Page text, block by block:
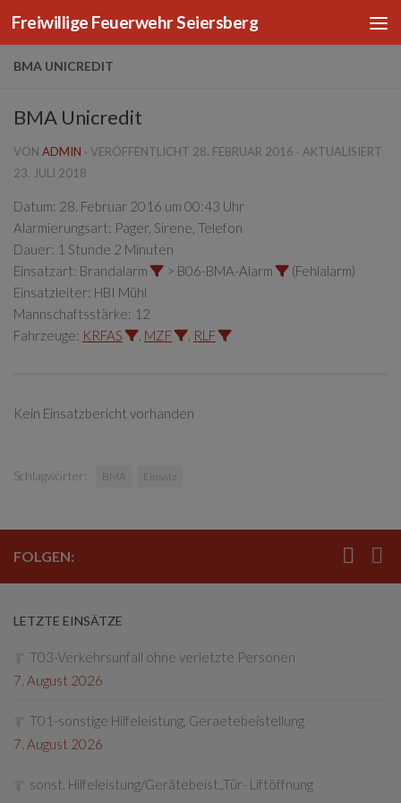
Zum Inhalt springen
Freiwillige Feuerwehr Seiersberg
BMA UNICREDIT
BMA Unicredit
VON ADMIN · VERÖFFENTLICHT 28. FEBRUAR 2016 · AKTUALISIERT
23. JULI 2018
Datum: 28. Februar 2016 um 00:43 Uhr
Alarmierungsart: Pager, Sirene, Telefon
Dauer: 1 Stunde 2 Minuten
Einsatzart: Brandalarm > B06-BMA-Alarm
(Fehlalarm)
Einsatzleiter: HBI Mühl
Mannschaftsstärke: 12
Fahrzeuge: KRFAS MZF RLF
Kein Einsatzbericht vorhanden
Schlagwörter: BMA Einsatz
FOLGEN:
LETZTE EINSÄTZE
T03-Verkehrsunfall ohne verletzte Personen
7. August 2026
T01-sonstige Hilfeleistung, Geraetebeistellung
7. August 2026
sonst. Hilfeleistung/Gerätebeist.,Tür- Liftöffnung